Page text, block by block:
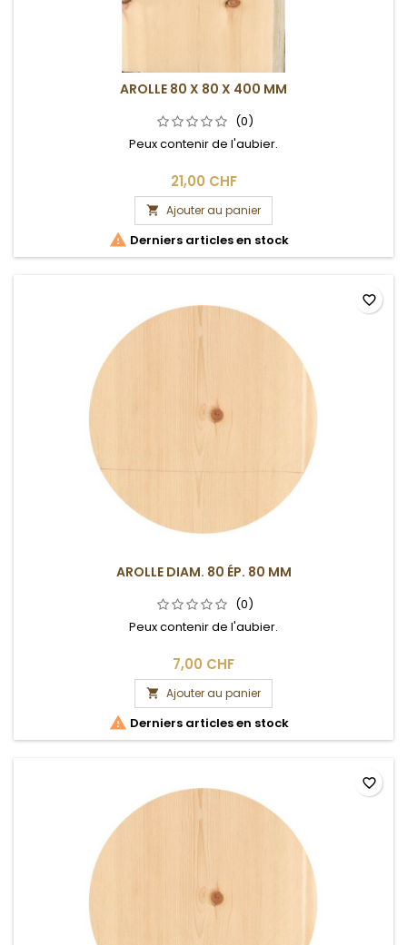
AROLLE 80 X 80 X 400 MM
(0)
Peux contenir de l'aubier.
21,00 CHF
 Ajouter au panier
 Derniers articles en stock
AROLLE DIAM. 80 ÉP. 80 MM
(0)
Peux contenir de l'aubier.
7,00 CHF
 Ajouter au panier
 Derniers articles en stock
favorite_border
favorite_border